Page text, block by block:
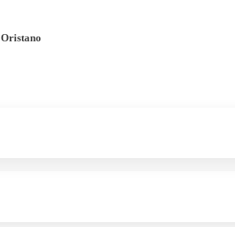
Oristano